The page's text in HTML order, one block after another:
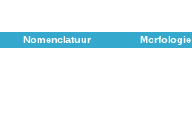
Nomenclatuur Morfologie